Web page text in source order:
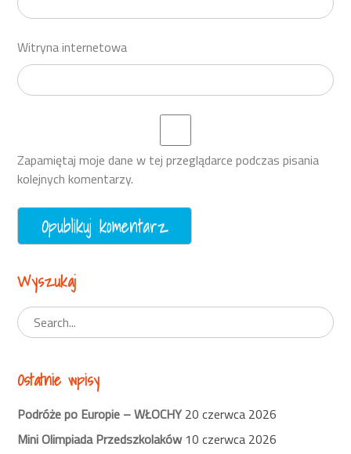
Witryna internetowa
Zapamiętaj moje dane w tej przeglądarce podczas pisania
kolejnych komentarzy.
Wyszukaj
Ostatnie wpisy
Podróże po Europie – WŁOCHY20 czerwca 2026
Mini Olimpiada Przedszkolaków10 czerwca 2026